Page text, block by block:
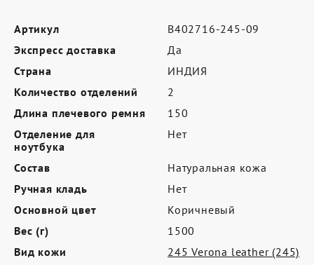
Сертификат Dr.Koffer
Где купить
Контакты
Политика обработки персональных
данных
Артикул
B402716-245-09
Экспресс доставка
Да
Страна
ИНДИЯ
Количество отделений
2
Длина плечевого ремня
150
Отделение для
ноутбука
Нет
Состав
Натуральная кожа
Ручная кладь
Нет
Основной цвет
Коричневый
Вес (г)
1500
Вид кожи
245 Verona leather (245)